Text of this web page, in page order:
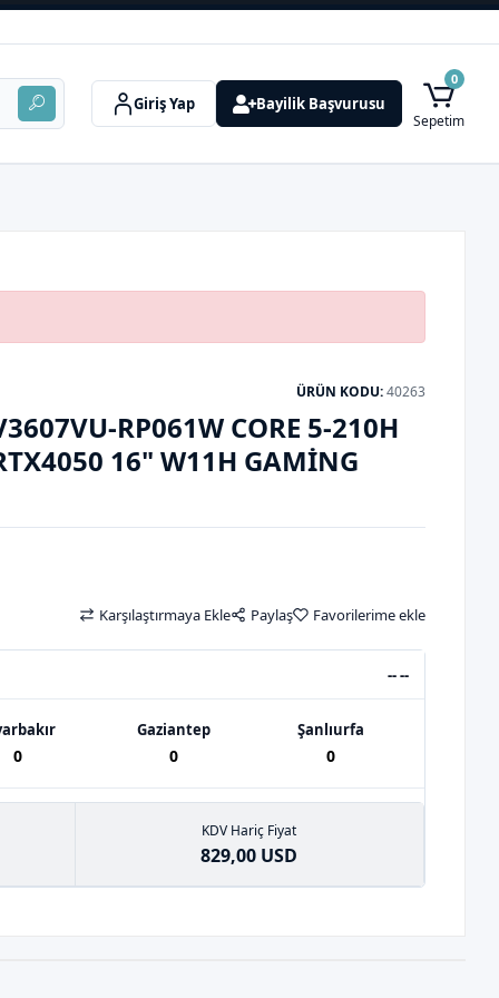
Giriş Yap Bayilik Başvurusu
0
Sepetim
ÜRÜN KODU:40263
RP061W CORE 5-210H
16" W11H GAMING
-- --
0
Gaziantep
0
Şanlıurfa
0
KDV Hariç Fiyat
829,00 USD
Karşılaştırmaya Ekle Paylaş Favorilerime ekle